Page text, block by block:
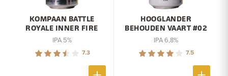
KOMPAAN BATTLE
ROYALE INNER FIRE
IPA 5%
7.3
HOOGLANDER
BEHOUDEN VAART #02
IPA 6,8%
7.5